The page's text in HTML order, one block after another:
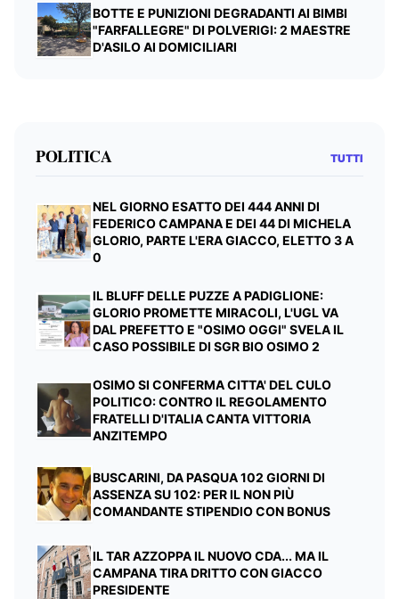
BOTTE E PUNIZIONI DEGRADANTI AI BIMBI
"FARFALLEGRE" DI POLVERIGI: 2 MAESTRE
D'ASILO AI DOMICILIARI
POLITICA TUTTI
NEL GIORNO ESATTO DEI 444 ANNI DI
FEDERICO CAMPANA E DEI 44 DI MICHELA
GLORIO, PARTE L'ERA GIACCO, ELETTO 3 A
0
IL BLUFF DELLE PUZZE A PADIGLIONE:
GLORIO PROMETTE MIRACOLI, L'UGL VA
DAL PREFETTO E "OSIMO OGGI" SVELA IL
CASO POSSIBILE DI SGR BIO OSIMO 2
OSIMO SI CONFERMA CITTA' DEL CULO
POLITICO: CONTRO IL REGOLAMENTO
FRATELLI D'ITALIA CANTA VITTORIA
ANZITEMPO
BUSCARINI, DA PASQUA 102 GIORNI DI
ASSENZA SU 102: PER IL NON PIÙ
COMANDANTE STIPENDIO CON BONUS
IL TAR AZZOPPA IL NUOVO CDA... MA IL
CAMPANA TIRA DRITTO CON GIACCO
PRESIDENTE